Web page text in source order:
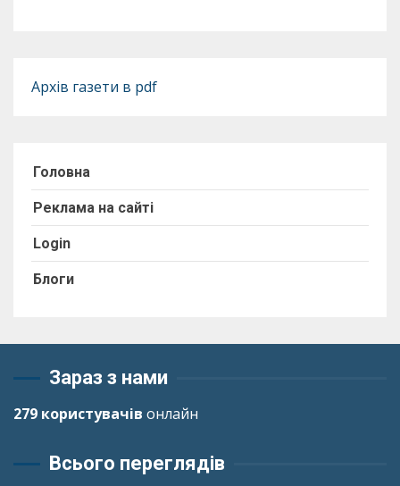
Архів газети в pdf
Головна
Реклама на сайті
Login
Блоги
Зараз з нами
279 користувачів онлайн
Всього переглядів